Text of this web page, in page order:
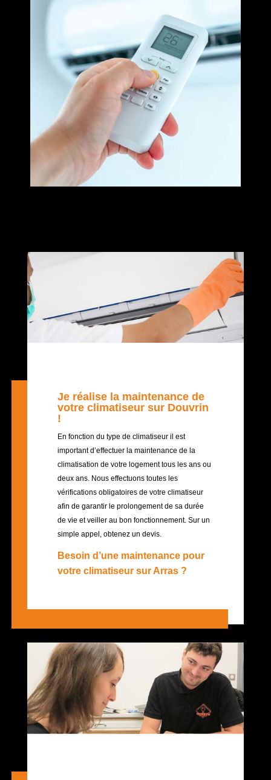
Je réalise la maintenance de
votre climatiseur sur Douvrin
!
En fonction du type de climatiseur il est
important d’effectuer la maintenance de la
climatisation de votre logement tous les ans ou
deux ans. Nous effectuons toutes les
vérifications obligatoires de votre climatiseur
afin de garantir le prolongement de sa durée
de vie et veiller au bon fonctionnement. Sur un
simple appel, obtenez un devis.
Besoin d’une maintenance pour
votre climatiseur sur Arras ?